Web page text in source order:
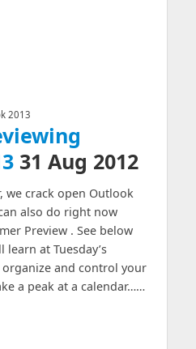
2013
31 Aug 2012
we crack open Outlook
also do right now
Preview . See below
at Tuesday’s
and control your
a peak at a calendar……